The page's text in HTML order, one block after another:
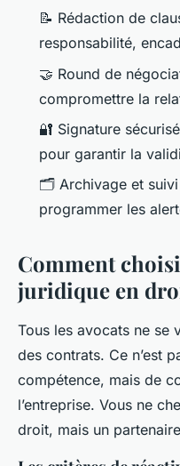
📝 Rédaction de
responsabilité,
🤝 Round de
compromettre la
🔐 Signature
pour garantir la
🗂 Archivage et suivi
programmer les
Comment
juridique en
Tous les avocats ne se
des contrats. Ce n’est
compétence, mais de
l’entreprise. Vous ne
droit, mais un